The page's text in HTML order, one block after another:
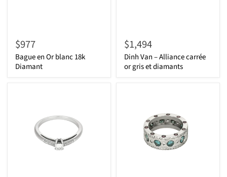
$977
Bague en Or blanc 18k
Diamant
$1,494
Dinh Van – Alliance carrée
or gris et diamants